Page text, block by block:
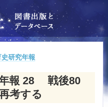
研究年報
年報 28 戦後80
考する